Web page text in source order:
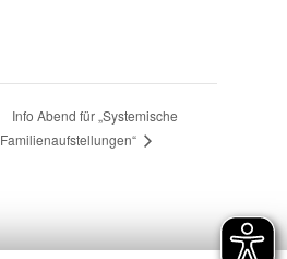
Info Abend für „Systemische
Familienaufstellungen“